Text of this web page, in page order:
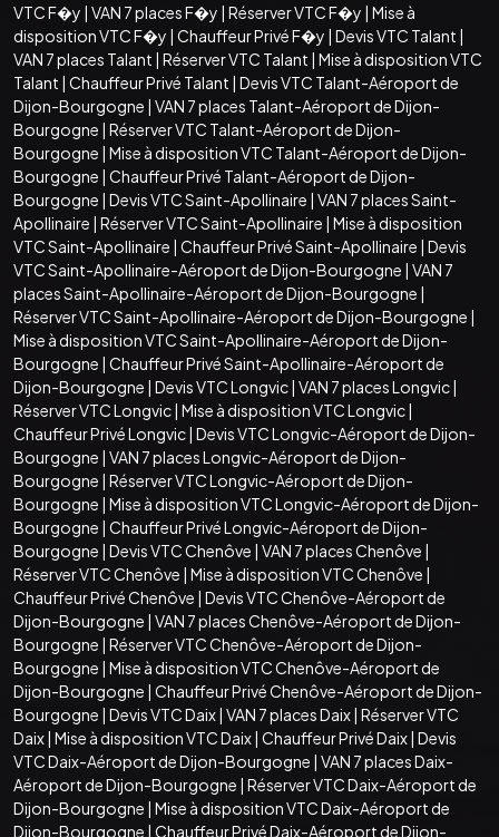
VTC F�y | VAN 7 places F�y | Réserver VTC F�y | Mise à
disposition VTC F�y | Chauffeur Privé F�y | Devis VTC Talant |
VAN 7 places Talant | Réserver VTC Talant | Mise à disposition VTC
Talant | Chauffeur Privé Talant | Devis VTC Talant-Aéroport de
Dijon-Bourgogne | VAN 7 places Talant-Aéroport de Dijon-
Bourgogne | Réserver VTC Talant-Aéroport de Dijon-
Bourgogne | Mise à disposition VTC Talant-Aéroport de Dijon-
Bourgogne | Chauffeur Privé Talant-Aéroport de Dijon-
Bourgogne | Devis VTC Saint-Apollinaire | VAN 7 places Saint-
Apollinaire | Réserver VTC Saint-Apollinaire | Mise à disposition
VTC Saint-Apollinaire | Chauffeur Privé Saint-Apollinaire | Devis
VTC Saint-Apollinaire-Aéroport de Dijon-Bourgogne | VAN 7
places Saint-Apollinaire-Aéroport de Dijon-Bourgogne |
Réserver VTC Saint-Apollinaire-Aéroport de Dijon-Bourgogne |
Mise à disposition VTC Saint-Apollinaire-Aéroport de Dijon-
Bourgogne | Chauffeur Privé Saint-Apollinaire-Aéroport de
Dijon-Bourgogne | Devis VTC Longvic| VAN 7 places Longvic|
Réserver VTC Longvic| Mise à disposition VTC Longvic|
Chauffeur Privé Longvic| Devis VTC Longvic-Aéroport de Dijon-
Bourgogne | VAN 7 places Longvic-Aéroport de Dijon-
Bourgogne | Réserver VTC Longvic-Aéroport de Dijon-
Bourgogne | Mise à disposition VTC Longvic-Aéroport de Dijon-
Bourgogne | Chauffeur Privé Longvic-Aéroport de Dijon-
Bourgogne | Devis VTC Chenôve | VAN 7 places Chenôve |
Réserver VTC Chenôve | Mise à disposition VTC Chenôve |
Chauffeur Privé Chenôve | Devis VTC Chenôve-Aéroport de
Dijon-Bourgogne | VAN 7 places Chenôve-Aéroport de Dijon-
Bourgogne | Réserver VTC Chenôve-Aéroport de Dijon-
Bourgogne | Mise à disposition VTC Chenôve-Aéroport de
Dijon-Bourgogne | Chauffeur Privé Chenôve-Aéroport de Dijon-
Bourgogne | Devis VTC Daix| VAN 7 places Daix| Réserver VTC
Daix| Mise à disposition VTC Daix| Chauffeur Privé Daix| Devis
VTC Daix-Aéroport de Dijon-Bourgogne | VAN 7 places Daix-
Aéroport de Dijon-Bourgogne | Réserver VTC Daix-Aéroport de
Dijon-Bourgogne | Mise à disposition VTC Daix-Aéroport de
Dijon-Bourgogne | Chauffeur Privé Daix-Aéroport de Dijon-